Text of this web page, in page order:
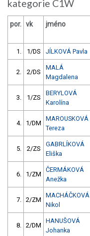
kategorie C1W
por. vk jméno
1. 1/DS JÍLKOVÁ Pavla
2. 2/DS
MALÁ
Magdalena
3. 1/ZS
BERYLOVÁ
Karolína
4. 1/DM
MAROUSKOVÁ
Tereza
5. 2/ZS
GABRLÍKOVÁ
Eliška
6. 1/ZM
ČERMÁKOVÁ
Anežka
7. 2/ZM
MACHÁČKOVÁ
Nikol
8. 2/DM
HANUŠOVÁ
Johanka